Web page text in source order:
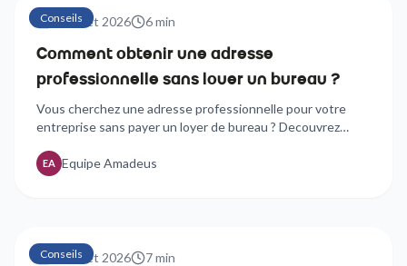
Conseils
24 juillet 2026 6min
Comment obtenir une adresse
professionnelle sans louer un bureau ?
Vous cherchez une adresse professionnelle pour votre
entreprise sans payer un loyer de bureau ? Decouvrez
EA Equipe Amadeus
Conseils
24 juillet 2026 7min